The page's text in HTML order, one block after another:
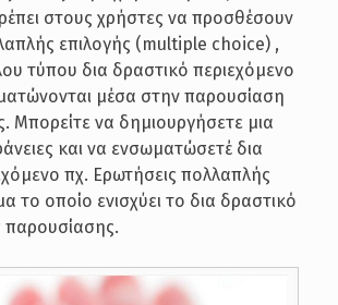
στους χρήστες να προσθέσουν
επιλογής (multiple choice) ,
τύπου δια δραστικό περιεχόμενο
μέσα στην παρουσίαση
Μπορείτε να δημιουργήσετε μια
και να ενσωματώσετέ δια
πχ. Ερωτήσεις πολλαπλής
το οποίο ενισχύει το δια δραστικό